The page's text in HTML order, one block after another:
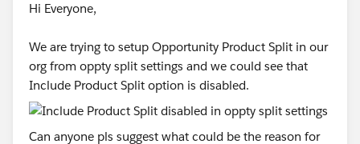
Hi Everyone,
We are trying to setup Opportunity Product Split in our
org from oppty split settings and we could see that
Include Product Split option is disabled.
Can anyone pls suggest what could be the reason for